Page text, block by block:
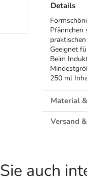
Details
Geeignet
Beim
250 ml
Material
Versand
auch